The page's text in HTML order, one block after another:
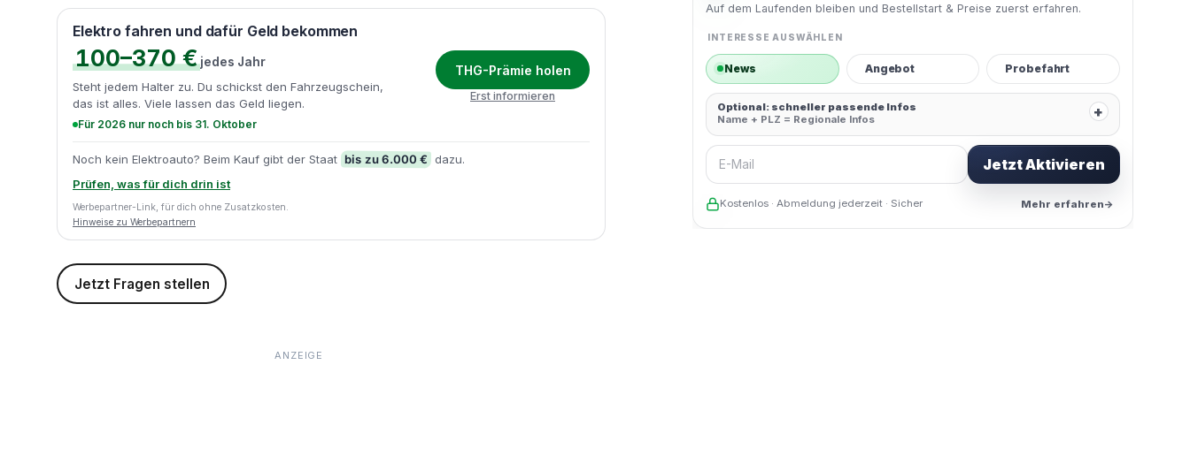
Elektro fahren und dafür Geld bekommen
100–370 € jedes Jahr
Steht jedem Halter zu. Du schickst den Fahrzeugschein,
das ist alles. Viele lassen das Geld liegen.
Für 2026 nur noch bis 31. Oktober
THG-Prämie holen
Erst informieren
Noch kein Elektroauto? Beim Kauf gibt der Staat bis zu 6.000 € dazu.
Prüfen, was für dich drin ist
Werbepartner-Link, für dich ohne Zusatzkosten.
Hinweise zu Werbepartnern
Jetzt Fragen stellen
Auf dem Laufenden bleiben und Bestellstart & Preise zuerst erfahren.
INTERESSE AUSWÄHLEN
News Angebot Probefahrt
Optional: schneller passende Infos
Name + PLZ = Regionale Infos
+
E-Mail
Jetzt Aktivieren
Kostenlos · Abmeldung jederzeit · Sicher Mehr erfahren→